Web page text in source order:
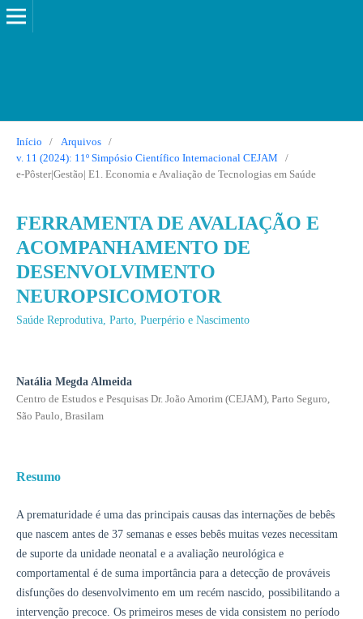
Início / Arquivos
/
v. 11 (2024): 11º Simpósio Científico Internacional CEJAM
/
e-Pôster|Gestão| E1. Economia e Avaliação de Tecnologias em Saúde
FERRAMENTA DE AVALIAÇÃO E
ACOMPANHAMENTO DE
DESENVOLVIMENTO
NEUROPSICOMOTOR
Saúde Reprodutiva, Parto, Puerpério e Nascimento
Natália Megda Almeida
Centro de Estudos e Pesquisas Dr. João Amorim (CEJAM), Parto Seguro,
São Paulo, Brasilam
Resumo
A prematuridade é uma das principais causas das internações de bebês
que nascem antes de 37 semanas e esses bebês muitas vezes necessitam
de suporte da unidade neonatal e a avaliação neurológica e
comportamental é de suma importância para a detecção de prováveis
disfunções do desenvolvimento em um recém nascido, possibilitando a
intervenção precoce. Os primeiros meses de vida consistem no período